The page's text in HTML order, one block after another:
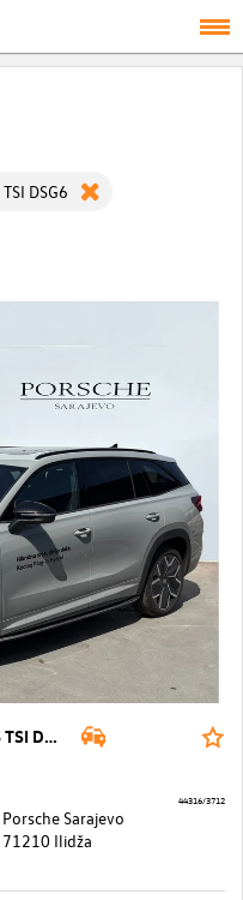
DSG6
Škoda KODIAQ PHEV SPORTLINE 1.5 TSI DSG6
Porsche Sarajevo
71210 Ilidža
44316/3712